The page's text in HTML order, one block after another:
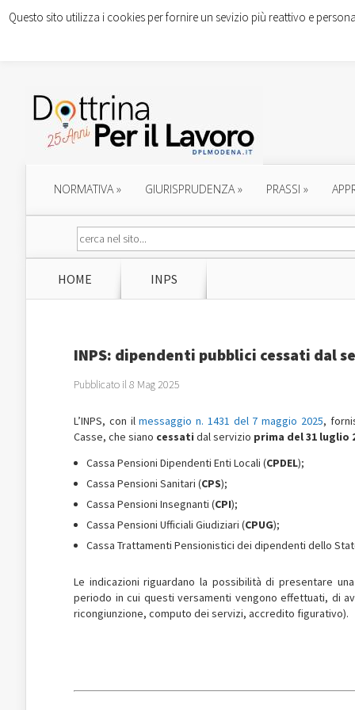
NORMATIVA» GIURISPRUDENZA» PRASSI »
HOME INPS
INPS: dipendenti pubblici cessati dal
Pubblicato il 8 Mag 2025
L’INPS, con ilmessaggio n. 1431 del 7 maggio 2025,
Casse, che siano cessati dal servizio prima del 31 luglio
Cassa Pensioni Dipendenti Enti Locali (CPDEL);
Cassa Pensioni Sanitari (CPS);
Cassa Pensioni Insegnanti (CPI);
Cassa Pensioni Ufficiali Giudiziari (CPUG);
Cassa Trattamenti Pensionistici dei dipendenti dello
Le indicazioni riguardano la possibilità di presentare
periodo in cui questi versamenti vengono effettuati, di
ricongiunzione, computo dei servizi, accredito figurativo).
Questo sito utilizza i cookies per fornire un sevizio più reattivo e